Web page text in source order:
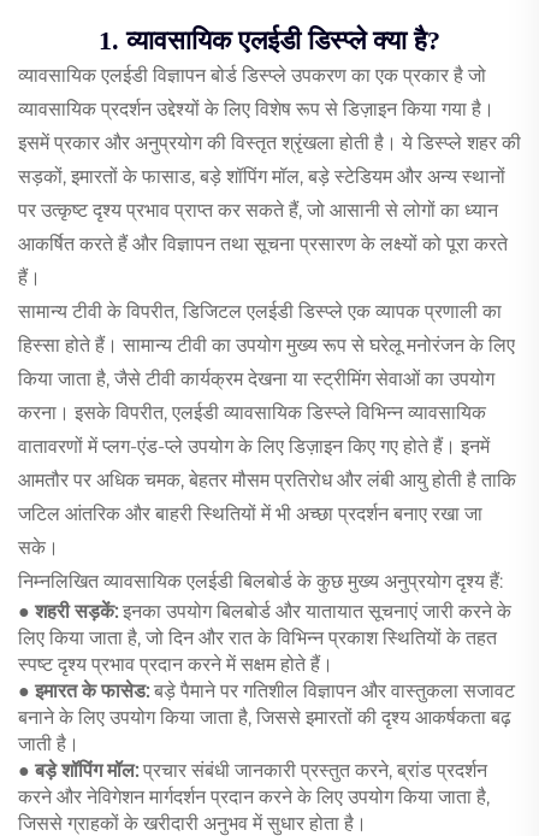
1. व्यावसायिक एलईडी डिस्प्ले क्या है?
व्यावसायिक एलईडी विज्ञापन बोर्ड डिस्प्ले उपकरण का एक प्रकार है जो
व्यावसायिक प्रदर्शन उद्देश्यों के लिए विशेष रूप से डिज़ाइन किया गया है।
इसमें प्रकार और अनुप्रयोग की विस्तृत श्रृंखला होती है। ये डिस्प्ले शहर की
सड़कों, इमारतों के फासाड, बड़े शॉपिंग मॉल, बड़े स्टेडियम और अन्य स्थानों
पर उत्कृष्ट दृश्य प्रभाव प्राप्त कर सकते हैं, जो आसानी से लोगों का ध्यान
आकर्षित करते हैं और विज्ञापन तथा सूचना प्रसारण के लक्ष्यों को पूरा करते
हैं।
सामान्य टीवी के विपरीत, डिजिटल एलईडी डिस्प्ले एक व्यापक प्रणाली का
हिस्सा होते हैं। सामान्य टीवी का उपयोग मुख्य रूप से घरेलू मनोरंजन के लिए
किया जाता है, जैसे टीवी कार्यक्रम देखना या स्ट्रीमिंग सेवाओं का उपयोग
करना। इसके विपरीत, एलईडी व्यावसायिक डिस्प्ले विभिन्न व्यावसायिक
वातावरणों में प्लग-एंड-प्ले उपयोग के लिए डिज़ाइन किए गए होते हैं। इनमें
आमतौर पर अधिक चमक, बेहतर मौसम प्रतिरोध और लंबी आयु होती है ताकि
जटिल आंतरिक और बाहरी स्थितियों में भी अच्छा प्रदर्शन बनाए रखा जा
सके।
निम्नलिखित व्यावसायिक एलईडी बिलबोर्ड के कुछ मुख्य अनुप्रयोग दृश्य हैं:
● शहरी सड़कें: इनका उपयोग बिलबोर्ड और यातायात सूचनाएं जारी करने के
लिए किया जाता है, जो दिन और रात के विभिन्न प्रकाश स्थितियों के तहत
स्पष्ट दृश्य प्रभाव प्रदान करने में सक्षम होते हैं।
●इमारत के फासेड: बड़े पैमाने पर गतिशील विज्ञापन और वास्तुकला सजावट
बनाने के लिए उपयोग किया जाता है, जिससे इमारतों की दृश्य आकर्षकता बढ़
जाती है।
● बड़े शॉपिंग मॉल: प्रचार संबंधी जानकारी प्रस्तुत करने, ब्रांड प्रदर्शन
करने और नेविगेशन मार्गदर्शन प्रदान करने के लिए उपयोग किया जाता है,
जिससे ग्राहकों के खरीदारी अनुभव में सुधार होता है।